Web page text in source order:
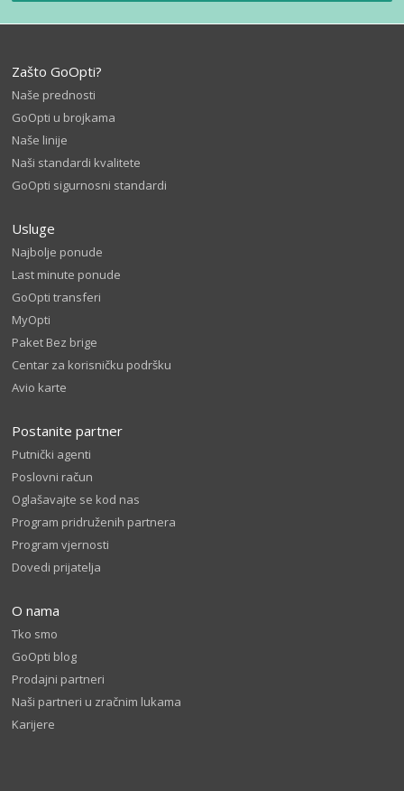
Zašto GoOpti?
Naše prednosti
GoOpti u brojkama
Naše linije
Naši standardi kvalitete
GoOpti sigurnosni standardi
Usluge
Najbolje ponude
Last minute ponude
GoOpti transferi
MyOpti
Paket Bez brige
Centar za korisničku podršku
Avio karte
Postanite partner
Putnički agenti
Poslovni račun
Oglašavajte se kod nas
Program pridruženih partnera
Program vjernosti
Dovedi prijatelja
O nama
Tko smo
GoOpti blog
Prodajni partneri
Naši partneri u zračnim lukama
Karijere